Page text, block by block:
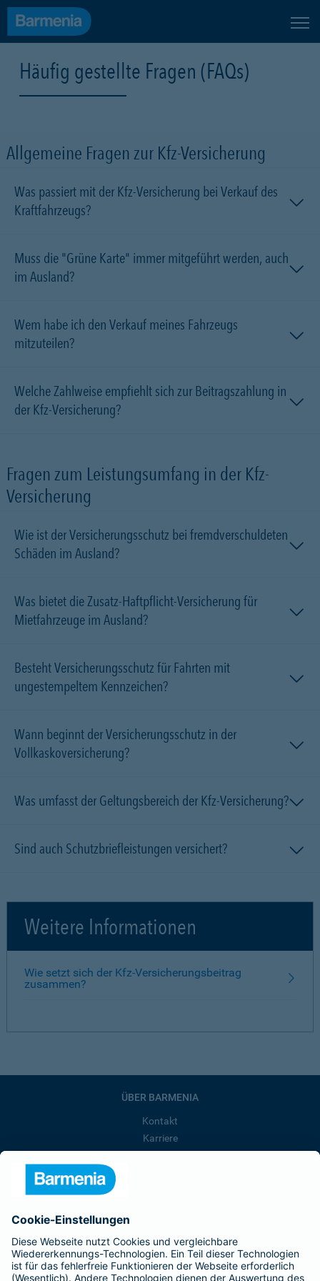
Häufig gestellte Fragen (FAQs)
Allgemeine Fragen zur Kfz-Versicherung
Was passiert mit der Kfz-Versicherung bei Verkauf des
Kraftfahrzeugs?
Muss die "Grüne Karte" immer mitgeführt werden, auch
im Ausland?
Wem habe ich den Verkauf meines Fahrzeugs
mitzuteilen?
Welche Zahlweise empfiehlt sich zur Beitragszahlung in
der Kfz-Versicherung?
Fragen zum Leistungsumfang in der Kfz-
Versicherung
Wie ist der Versicherungsschutz bei fremdverschuldeten
Schäden im Ausland?
Was bietet die Zusatz-Haftpflicht-Versicherung für
Mietfahrzeuge im Ausland?
Besteht Versicherungsschutz für Fahrten mit
ungestempeltem Kennzeichen?
Wann beginnt der Versicherungsschutz in der
Vollkaskoversicherung?
Was umfasst der Geltungsbereich der Kfz-Versicherung?
Sind auch Schutzbriefleistungen versichert?
Weitere Informationen
Wie setzt sich der Kfz-Versicherungsbeitrag
zusammen?
ÜBER BARMENIA
Kontakt
Karriere
Barmenia ist Teil der BarmeniaGothaer
BELIEBTE SEITEN
Kranken-Zusatzversicherung